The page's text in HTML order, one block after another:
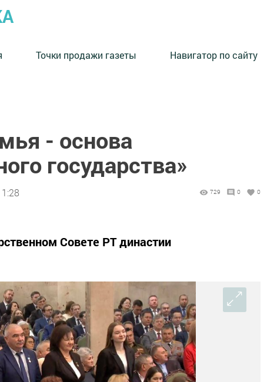
Точки продажи газеты Навигатор по сайту
- основа
государства»
729 0 0
Совете РТ династии